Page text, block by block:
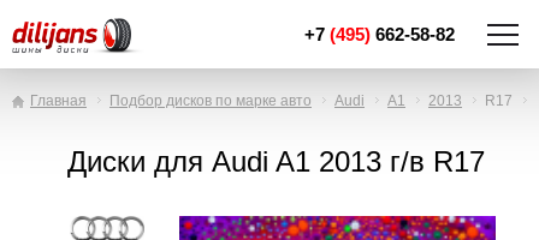
+7 (495) 662-58-82
Главная Подбор дисков по марке авто Audi A1 2013 R17
Диски для Audi A1 2013 г/в R17